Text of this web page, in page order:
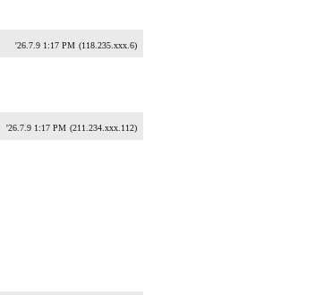
'26.7.9 1:17 PM (118.235.xxx.6)
'26.7.9 1:17 PM (211.234.xxx.112)